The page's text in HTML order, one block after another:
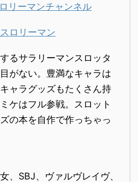
リーマンチャンネル
ロリーマン
るサラリーマンスロッタ
がない。豊満なキャラは
ャラグッズもたくさん持
ケはフル参戦。スロット
の本を自作で作っちゃっ
、SBJ、ヴァルヴレイヴ、